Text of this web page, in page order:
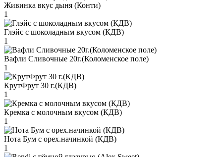
Живинка вкус дыня (Конти)
1
Глэйс с шоколадным вкусом (КДВ)
1
Вафли Сливочные 20г.(Коломенское поле)
1
КрутФрут 30 г.(КДВ)
1
Кремка с молочным вкусом (КДВ)
1
Нота Бум с орех.начинкой (КДВ)
1